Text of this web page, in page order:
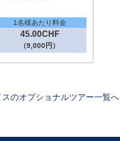
1名様あたり料金
45.00CHF
（9,000円）
スのオプショナルツアー一覧へ